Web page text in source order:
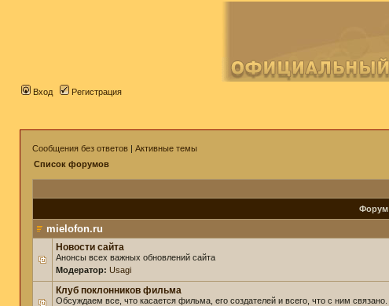
Вход Регистрация
Сообщения без ответов | Активные темы
Список форумов
Форум
mielofon.ru
Новости сайта
Анонсы всех важных обновлений сайта
Модератор: Usagi
Клуб поклонников фильма
Обсуждаем все, что касается фильма, его создателей и всего, что с ним связано.